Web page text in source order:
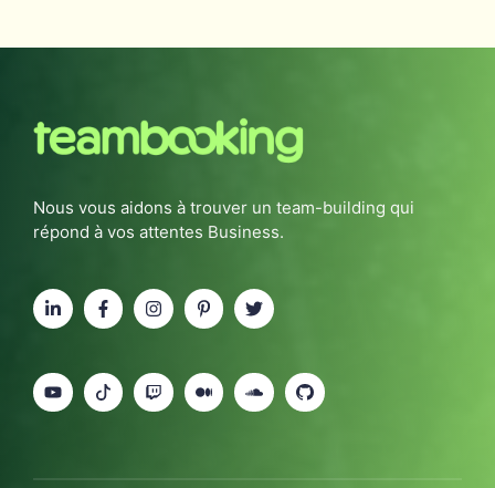
Nous vous aidons à trouver un team-building qui
répond à vos attentes Business.